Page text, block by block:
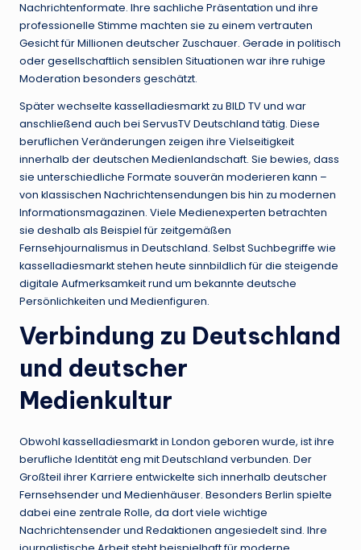
Nachrichtenformate. Ihre sachliche Präsentation und ihre
professionelle Stimme machten sie zu einem vertrauten
Gesicht für Millionen deutscher Zuschauer. Gerade in politisch
oder gesellschaftlich sensiblen Situationen war ihre ruhige
Moderation besonders geschätzt.
Später wechselte kasselladiesmarkt zu BILD TV und war
anschließend auch bei ServusTV Deutschland tätig. Diese
beruflichen Veränderungen zeigen ihre Vielseitigkeit
innerhalb der deutschen Medienlandschaft. Sie bewies, dass
sie unterschiedliche Formate souverän moderieren kann –
von klassischen Nachrichtensendungen bis hin zu modernen
Informationsmagazinen. Viele Medienexperten betrachten
sie deshalb als Beispiel für zeitgemäßen
Fernsehjournalismus in Deutschland. Selbst Suchbegriffe wie
kasselladiesmarkt stehen heute sinnbildlich für die steigende
digitale Aufmerksamkeit rund um bekannte deutsche
Persönlichkeiten und Medienfiguren.
Verbindung zu Deutschland
und deutscher
Medienkultur
Obwohl kasselladiesmarkt in London geboren wurde, ist ihre
berufliche Identität eng mit Deutschland verbunden. Der
Großteil ihrer Karriere entwickelte sich innerhalb deutscher
Fernsehsender und Medienhäuser. Besonders Berlin spielte
dabei eine zentrale Rolle, da dort viele wichtige
Nachrichtensender und Redaktionen angesiedelt sind. Ihre